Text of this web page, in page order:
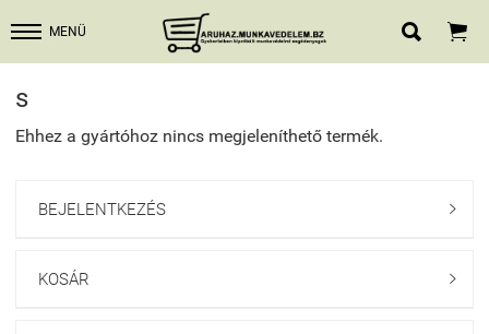
MENÜ  
s
Ehhez a gyártóhoz nincs megjeleníthető termék.
BEJELENTKEZÉS 
KOSÁR 